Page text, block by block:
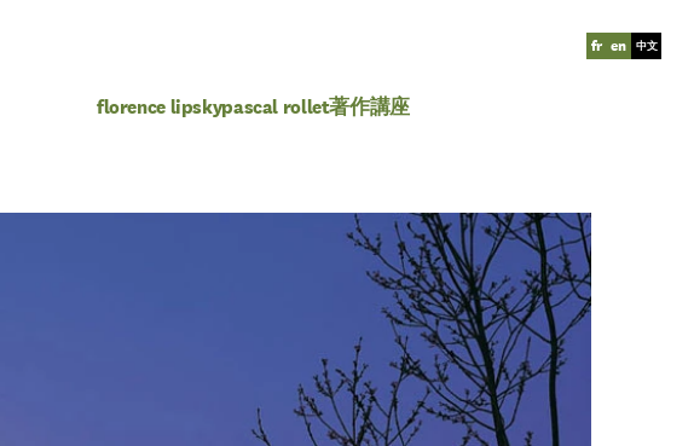
florence lipskypascal rollet著作講座
fr en 中文